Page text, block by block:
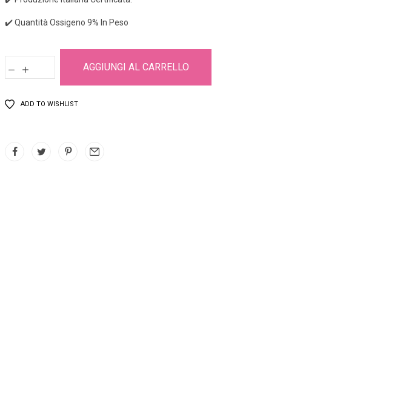
✔️ Quantità Ossigeno 9% In Peso
AGGIUNGI AL CARRELLO
ADD TO WISHLIST